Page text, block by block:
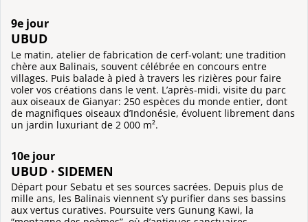
9e jour
UBUD
Le matin, atelier de fabrication de cerf-volant; une tradition
chère aux Balinais, souvent célébrée en concours entre
villages. Puis balade à pied à travers les rizières pour faire
voler vos créations dans le vent. L’après-midi, visite du parc
aux oiseaux de Gianyar: 250 espèces du monde entier, dont
de magnifiques oiseaux d’Indonésie, évoluent librement dans
un jardin luxuriant de 2 000 m².
10e jour
UBUD · SIDEMEN
Départ pour Sebatu et ses sources sacrées. Depuis plus de
mille ans, les Balinais viennent s’y purifier dans ses bassins
aux vertus curatives. Poursuite vers Gunung Kawi, la